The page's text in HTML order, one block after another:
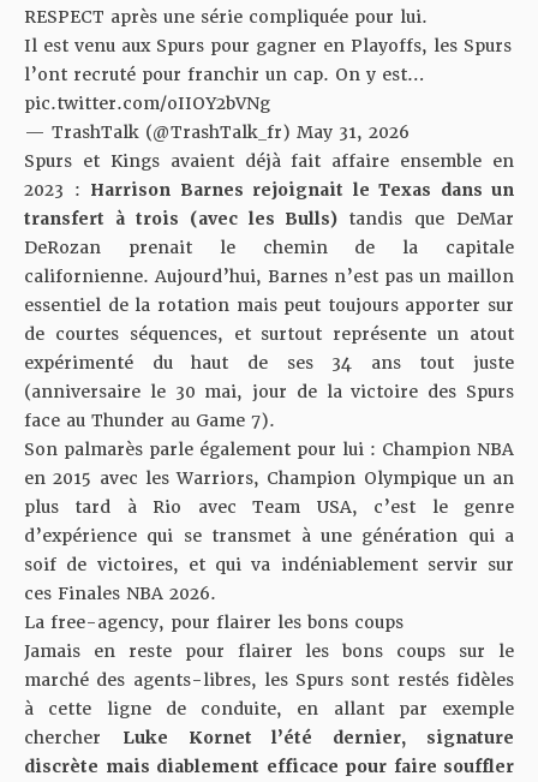
RESPECT après une série compliquée pour lui.
Il est venu aux Spurs pour gagner en Playoffs, les Spurs
l’ont recruté pour franchir un cap. On y est…
pic.twitter.com/oIIOY2bVNg
— TrashTalk (@TrashTalk_fr) May 31, 2026
Spurs et Kings avaient déjà fait affaire ensemble en
2023 : Harrison Barnes rejoignait le Texas dans un
transfert à trois (avec les Bulls) tandis que DeMar
DeRozan prenait le chemin de la capitale
californienne. Aujourd’hui, Barnes n’est pas un maillon
essentiel de la rotation mais peut toujours apporter sur
de courtes séquences, et surtout représente un atout
expérimenté du haut de ses 34 ans tout juste
(anniversaire le 30 mai, jour de la victoire des Spurs
face au Thunder au Game 7).
Son palmarès parle également pour lui : Champion NBA
en 2015 avec les Warriors, Champion Olympique un an
plus tard à Rio avec Team USA, c’est le genre
d’expérience qui se transmet à une génération qui a
soif de victoires, et qui va indéniablement servir sur
ces Finales NBA 2026.
La free-agency, pour flairer les bons coups
Jamais en reste pour flairer les bons coups sur le
marché des agents-libres, les Spurs sont restés fidèles
à cette ligne de conduite, en allant par exemple
chercher Luke Kornet l’été dernier, signature
discrète mais diablement efficace pour faire souffler